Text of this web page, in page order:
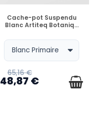
EN STOCK
Cache-pot Suspendu
Blanc Artiteq Botaniq...
65,16 €
48,87 €